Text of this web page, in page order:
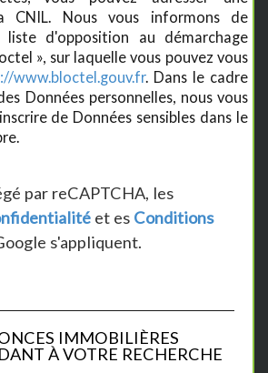
CNIL. Nous vous informons de
liste d'opposition au démarchage
», sur laquelle vous pouvez vous
www.bloctel.gouv.fr. Dans le cadre
Données personnelles, nous vous
de Données sensibles dans le
par reCAPTCHA, les
et es Conditions
s'appliquent.
IMMOBILIÈRES
À VOTRE RECHERCHE